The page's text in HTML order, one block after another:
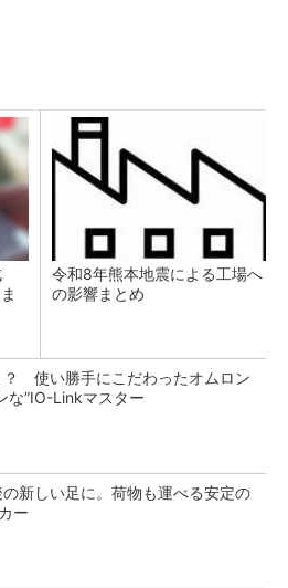
令和8年熊本地震による工場へ
の影響まとめ
？ 使い勝手にこだわったオムロン
な”IO-Linkマスター
新しい足に。荷物も運べる安定の
ー